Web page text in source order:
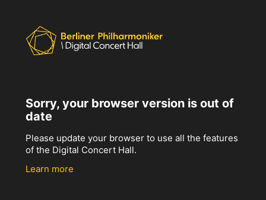
Sorry, your browser version is out of
date
Please update your browser to use all the features
of the Digital Concert Hall.
Learn more